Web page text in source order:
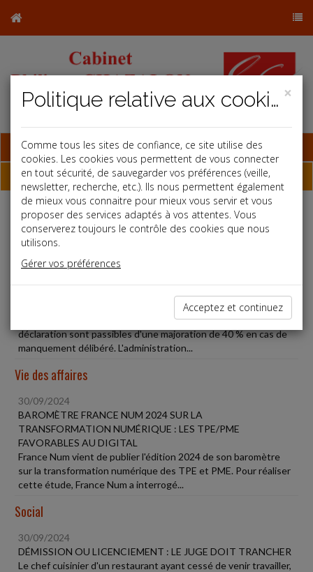
Base documentaire
Dépêches
Liste des dernières dépêches
Fiscal TPE
Les inexactitudes ou les omissions relevées dans une
déclaration sont passibles d'une majoration de 40 % en cas de
manquement délibéré. L'administration...
Vie des affaires
30/09/2024
BAROMÈTRE FRANCE NUM 2024 SUR LA
TRANSFORMATION NUMÉRIQUE : LES TPE/PME
FAVORABLES AU DIGITAL
France Num vient de publier l'édition 2024 de son baromètre
sur la transformation numérique des TPE et PME. Pour réaliser
cette étude, France Num a interrogé...
Social
30/09/2024
DÉMISSION OU LICENCIEMENT : LE JUGE DOIT TRANCHER
Le chef cuisinier d'un restaurant ayant cessé de venir travailler,
×
Politique relative aux cookies
Comme tous les sites de confiance, ce site utilise des
cookies. Les cookies vous permettent de vous connecter
en tout sécurité, de sauvegarder vos préférences (veille,
newsletter, recherche, etc.). Ils nous permettent également
de mieux vous connaitre pour mieux vous servir et vous
proposer des services adaptés à vos attentes. Vous
conserverez toujours le contrôle des cookies que nous
utilisons.
Gérer vos préférences
Acceptez et continuez